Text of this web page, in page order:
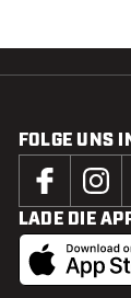
FOLGE UNS
LADE DIE